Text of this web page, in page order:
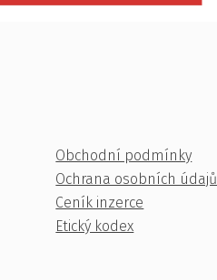
Obchodní podmínky
Ochrana osobních údajů
Ceník inzerce
Etický kodex